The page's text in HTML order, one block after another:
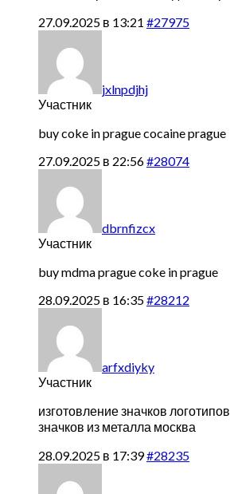
27.09.2025 в 13:21 #27975
jxlnpdjhj
Участник
buy coke in praguecocaine prague
27.09.2025 в 22:56#28074
dbrnfizcx
Участник
buy mdma praguecoke in prague
28.09.2025 в 16:35#28212
arfxdiyky
Участник
изготовление значков логотипов
значков из металла москва
28.09.2025 в 17:39#28235